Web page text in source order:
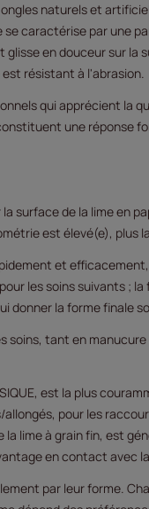
naturels et
se caractérise par une
en douceur sur la
résistant à l'abrasion.
qui apprécient la
une réponse
surface de la lime en
est élevé(e), plus
et
les soins suivants ;
donner la forme finale
tant en
est la plus
pour les
la lime à grain fin, est
en contact avec
par leur forme.